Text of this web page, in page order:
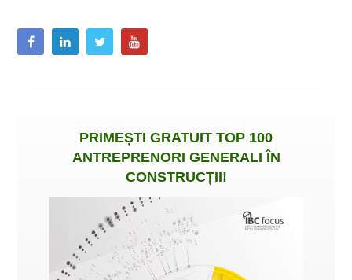
PRIMEȘTI GRATUIT TOP 100
ANTREPRENORI GENERALI ÎN
CONSTRUCȚII!